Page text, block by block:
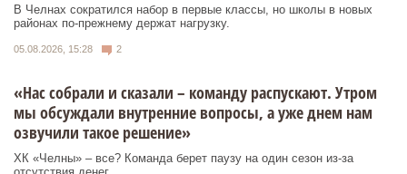
В Челнах сократился набор в первые классы, но школы в новых
районах по-прежнему держат нагрузку.
05.08.2026, 15:28 2
«Нас собрали и сказали – команду распускают. Утром
мы обсуждали внутренние вопросы, а уже днем нам
озвучили такое решение»
ХК «Челны» – все? Команда берет паузу на один сезон из-за